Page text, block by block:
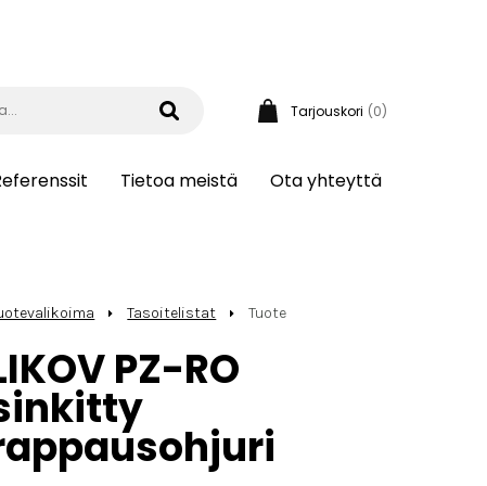
Tarjouskori (0)
Tietoa meistä Ota yhteyttä
Tasoitelistat Tuote
PZ-RO